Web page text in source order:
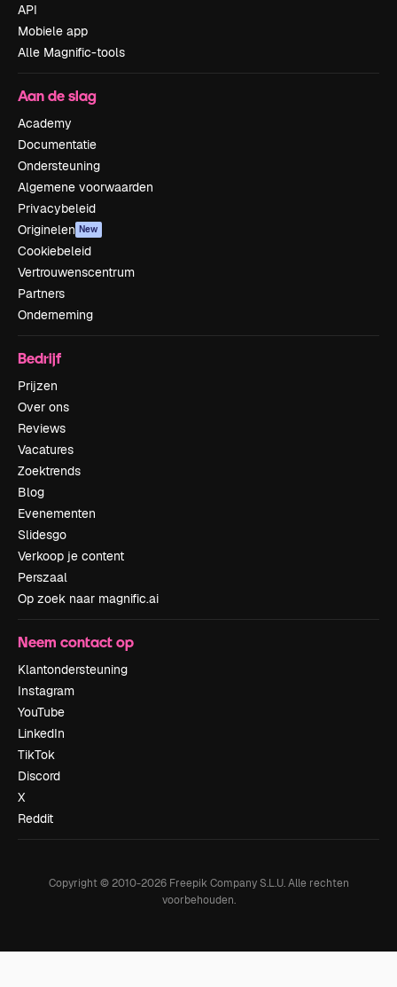
API
Mobiele app
Alle Magnific-tools
Aan de slag
Academy
Documentatie
Ondersteuning
Algemene voorwaarden
Privacybeleid
Originelen New
Cookiebeleid
Vertrouwenscentrum
Partners
Onderneming
Bedrijf
Prijzen
Over ons
Reviews
Vacatures
Zoektrends
Blog
Evenementen
Slidesgo
Verkoop je content
Perszaal
Op zoek naar magnific.ai
Neem contact op
Klantondersteuning
Instagram
YouTube
LinkedIn
TikTok
Discord
X
Reddit
Copyright © 2010-2026Freepik Company S.L.U. Alle rechten
voorbehouden.